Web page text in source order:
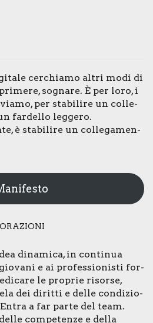
cer­chia­mo altri modi di
sogna­re. È per loro, i
per sta­bi­li­re un col­le­
far­del­lo leg­ge­ro.
è sta­bi­li­re un col­le­ga­men­
dina­mi­ca, in con­ti­nua
e ai pro­fes­sio­ni­sti for­
le pro­prie risor­se,
dei dirit­ti e del­le con­di­zio­
a far par­te del team.
com­pe­ten­ze e del­la